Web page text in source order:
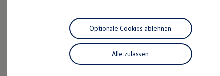
Lifestyle Shop
T-Roc Kollektion
Golf Kollektion
ID. Kollektion
Volkswagen Kollektion
R-Kollektion
Fahrzeugangebot anfordern
Alle zulassen
Optionale Cookies ablehnen